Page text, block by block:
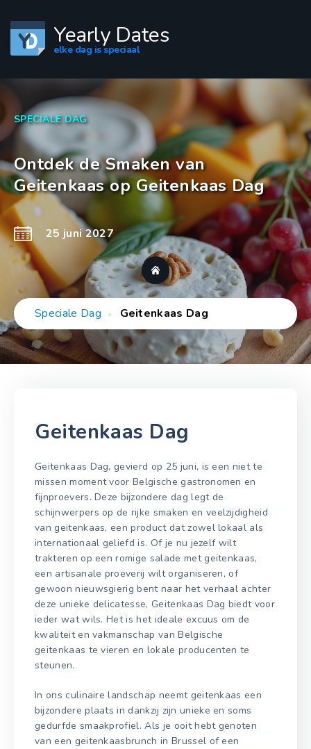
Yearly Dates
elke dag is speciaal
SPECIALE DAG
Ontdek de Smaken van
Geitenkaas op Geitenkaas Dag
25 juni 2027
Speciale Dag Geitenkaas Dag
Geitenkaas Dag
Geitenkaas Dag, gevierd op 25 juni, is een niet te
missen moment voor Belgische gastronomen en
fijnproevers. Deze bijzondere dag legt de
schijnwerpers op de rijke smaken en veelzijdigheid
van geitenkaas, een product dat zowel lokaal als
internationaal geliefd is. Of je nu jezelf wilt
trakteren op een romige salade met geitenkaas,
een artisanale proeverij wilt organiseren, of
gewoon nieuwsgierig bent naar het verhaal achter
deze unieke delicatesse, Geitenkaas Dag biedt voor
ieder wat wils. Het is het ideale excuus om de
kwaliteit en vakmanschap van Belgische
geitenkaas te vieren en lokale producenten te
steunen.
In ons culinaire landschap neemt geitenkaas een
bijzondere plaats in dankzij zijn unieke en soms
gedurfde smaakprofiel. Als je ooit hebt genoten
van een geitenkaasbrunch in Brussel of een